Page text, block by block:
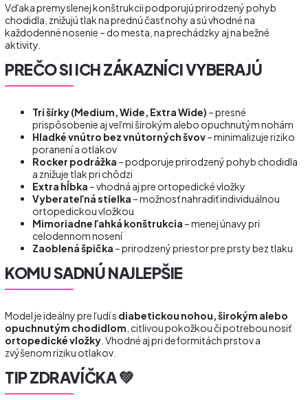
Vďaka premyslenej konštrukcii podporujú prirodzený pohyb
chodidla, znižujú tlak na prednú časť nohy a sú vhodné na
každodenné nosenie – do mesta, na prechádzky aj na bežné
aktivity.
PREČO SI ICH ZÁKAZNÍCI VYBERAJÚ
Tri šírky (Medium, Wide, Extra Wide) – presné
prispôsobenie aj veľmi širokým alebo opuchnutým nohám
Hladké vnútro bez vnútorných švov– minimalizuje riziko
poranení a otlakov
Rocker podrážka – podporuje prirodzený pohyb chodidla
a znižuje tlak pri chôdzi
Extra hĺbka – vhodná aj pre ortopedické vložky
Vyberateľná stielka – možnosť nahradiť individuálnou
ortopedickou vložkou
Mimoriadne ľahká konštrukcia – menej únavy pri
celodennom nosení
Zaoblená špička – prirodzený priestor pre prsty bez tlaku
KOMU SADNÚ NAJLEPŠIE
Model je ideálny pre ľudí s diabetickou nohou, širokým alebo
opuchnutým chodidlom , citlivou pokožkou či potrebou nosiť
ortopedické vložky . Vhodné aj pri deformitách prstov a
zvýšenom riziku otlakov.
TIP ZDRAVÍČKA 💚